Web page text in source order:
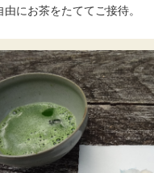
由にお茶をたててご接待。